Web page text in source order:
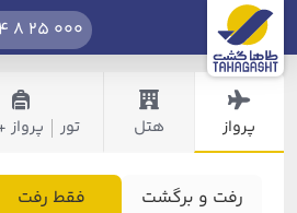
8 25 000
پرواز هتل تور
رفت و برگشت فقط رفت